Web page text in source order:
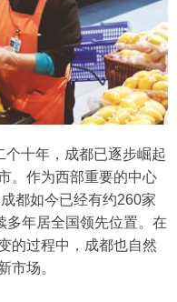
个十年，成都已逐步崛起
。作为西部重要的中心
都如今已经有约260家
多年居全国领先位置。在
的过程中，成都也自然
市场。